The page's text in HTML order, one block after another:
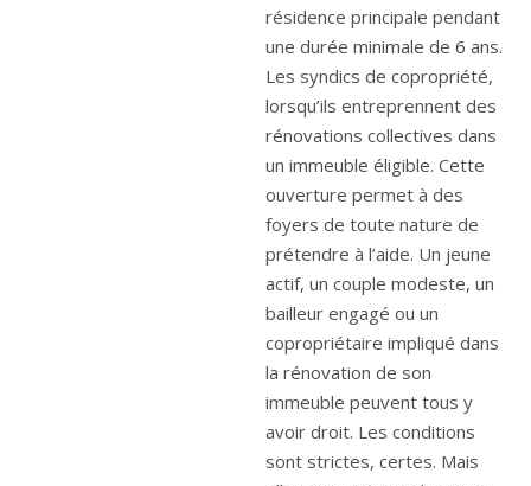
résidence principale pendant
une durée minimale de 6 ans.
Les syndics de copropriété,
lorsqu’ils entreprennent des
rénovations collectives dans
un immeuble éligible. Cette
ouverture permet à des
foyers de toute nature de
prétendre à l’aide. Un jeune
actif, un couple modeste, un
bailleur engagé ou un
copropriétaire impliqué dans
la rénovation de son
immeuble peuvent tous y
avoir droit. Les conditions
sont strictes, certes. Mais